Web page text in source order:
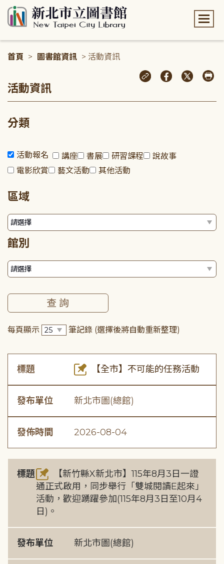
首頁 > 圖書館資訊 > 活動資訊
活動資訊
分類
活動報名 講座 書展 研習課程
說故事
電影欣賞
藝文活動 其他活動
區域
館別
每頁顯示 筆記錄 (選擇後將自動重新整理)
標題 【全市】不可能的任務活動
發布單位 新北市圖(總館)
發佈時間 2026-08-04
標題
【新竹縣X新北市】115年8月3日一證
通正式啟用，同步舉行「雙城閱讀E起來」
活動，歡迎踴躍參加(115年8月3日至10月4
日)。
發布單位 新北市圖(總館)